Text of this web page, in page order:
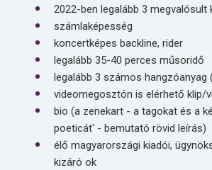
2022-ben legalább 3 megvalósult
számlaképesség
koncertképes backline, rider
legalább 35-40 perces műsoridő
legalább 3 számos hangzóanyag
videomegosztón is elérhető klip/
bio (a zenekart - a tagokat és a
poeticát' - bemutató rövid leírás)
élő magyarországi kiadói,
kizáró ok